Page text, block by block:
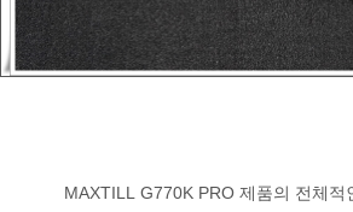
MAXTILL G770K PRO 제품의 전체적